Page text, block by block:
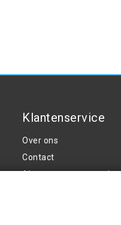
Klantenservice
Over ons
Contact
Algemene voorwaarden